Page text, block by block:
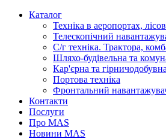
Каталог
Техніка в аеропортах,
Телескопічний
С/г техніка. Трактора,
Шляхо-будівельна та
Кар'єрна та
Портова техніка
Фронтальний
Контакти
Послуги
Про MAS
Новини MAS